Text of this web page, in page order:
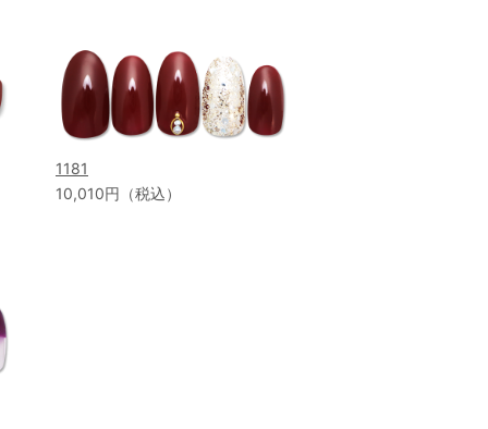
1181
10,010円（税込）